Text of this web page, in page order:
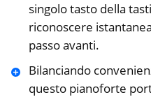
singolo tasto della
riconoscere
passo avanti.
Bilanciando
questo pianoforte